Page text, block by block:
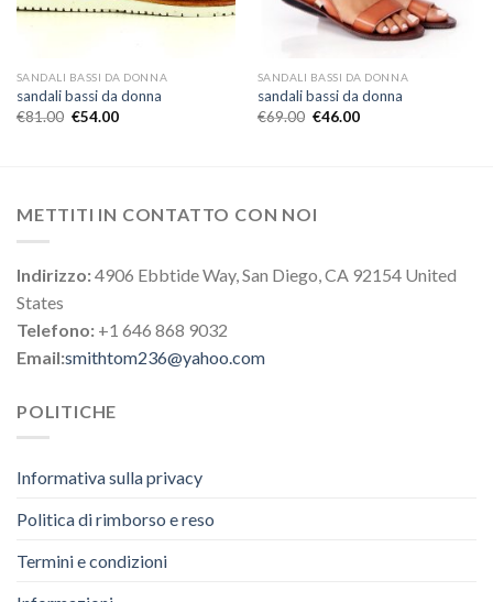
SANDALI BASSI DA DONNA
sandali bassi da donna
€81.00 €54.00
SANDALI BASSI DA DONNA
sandali bassi da donna
€69.00 €46.00
METTITI IN CONTATTO CON NOI
Indirizzo:4906 Ebbtide Way, San Diego, CA 92154 United
States
Telefono: +1 646 868 9032
Email:smithtom236@yahoo.com
POLITICHE
Informativa sulla privacy
Politica di rimborso e reso
Termini e condizioni